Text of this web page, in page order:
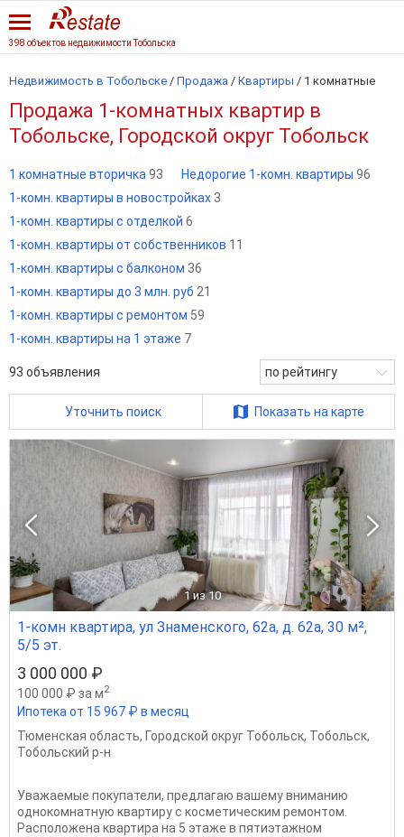
398 объектов недвижимости Тобольска
Недвижимость в Тобольске / Продажа / Квартиры / 1 комнатные
Продажа 1-комнатных квартир в
Тобольске, Городской округ Тобольск
1 комнатные вторичка 93 Недорогие 1-комн. квартиры 96
1-комн. квартиры в новостройках 3
1-комн. квартиры с отделкой 6
1-комн. квартиры от собственников 11
1-комн. квартиры с балконом 36
1-комн. квартиры до 3 млн. руб 21
1-комн. квартиры с ремонтом 59
1-комн. квартиры на 1 этаже 7
93 объявления по рейтингу
Уточнить поиск Показать на карте
1 из 10
1-комн квартира, ул Знаменского, 62а, д. 62а, 30 м²,
5/5 эт.
3 000 000 ₽
100 000 ₽ за м2
Ипотека от 15 967 ₽ в месяц
Тюменская область, Городской округ Тобольск, Тобольск,
Тобольский р-н
Уважаемые покупатели, предлагаю вашему вниманию
однокомнатную квартиру с косметическим ремонтом.
Расположена квартира на 5 этаже в пятиэтажном